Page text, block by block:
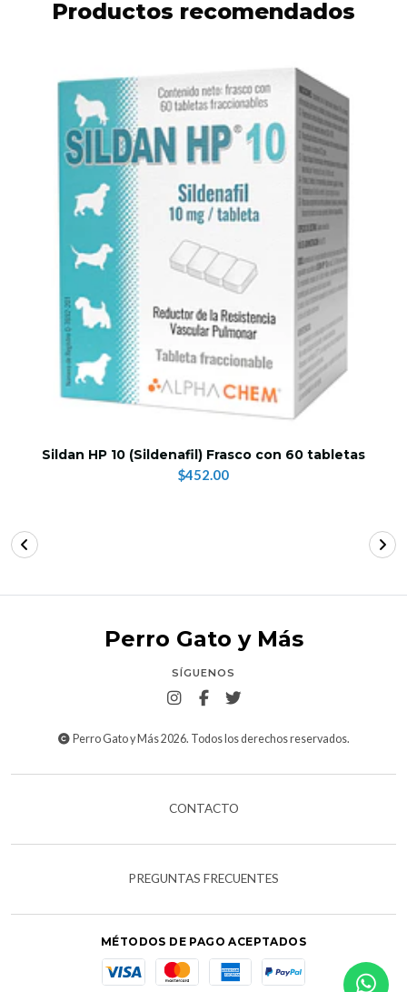
Productos recomendados
Sildan HP 10 (Sildenafil) Frasco con 60 tabletas
$452.00
Perro Gato y Más
SÍGUENOS
Perro Gato y Más 2026. Todos los derechos reservados.
CONTACTO
PREGUNTAS FRECUENTES
MÉTODOS DE PAGO ACEPTADOS